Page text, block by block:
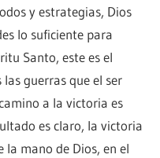
y estrategias, Dios
lo suficiente para
Santo, este es el
guerras que el ser
a la victoria es
es claro, la victoria
la mano de Dios, en el